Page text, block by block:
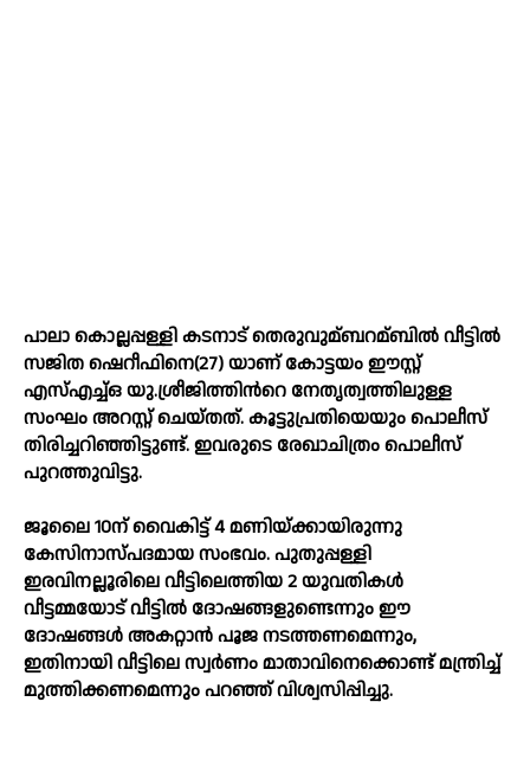
പാലാ കൊല്ലപ്പള്ളി കടനാട് തെരുവുമ്ബറമ്ബില്‍ വീട്ടില്‍
സജിത ഷെറീഫിനെ(27) യാണ് കോട്ടയം ഈസ്റ്റ്
എസ്‌എച്ച്‌ഒ യു.ശ്രീജിത്തിന്‍റെ നേതൃത്വത്തിലുള്ള
സംഘം അറസ്റ്റ് ചെയ്തത്. കൂട്ടുപ്രതിയെയും പൊലീസ്
തിരിച്ചറിഞ്ഞിട്ടുണ്ട്. ഇവരുടെ രേഖാചിത്രം പൊലീസ്
പുറത്തുവിട്ടു.
ജൂലൈ 10ന് വൈകിട്ട് 4 മണിയ്ക്കായിരുന്നു
കേസിനാസ്പദമായ സംഭവം. പുതുപ്പള്ളി
ഇരവിനല്ലൂരിലെ വീട്ടിലെത്തിയ 2 യുവതികള്‍
വീട്ടമ്മയോട് വീട്ടില്‍ ദോഷങ്ങളുണ്ടെന്നും ഈ
ദോഷങ്ങള്‍ അകറ്റാൻ പൂജ നടത്തണമെന്നും,
ഇതിനായി വീട്ടിലെ സ്വർണം മാതാവിനെക്കൊണ്ട് മന്ത്രിച്ച്‌
മുത്തിക്കണമെന്നും പറഞ്ഞ് വിശ്വസിപ്പിച്ചു.